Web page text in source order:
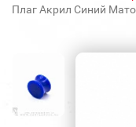
Плаг Акрил Синий